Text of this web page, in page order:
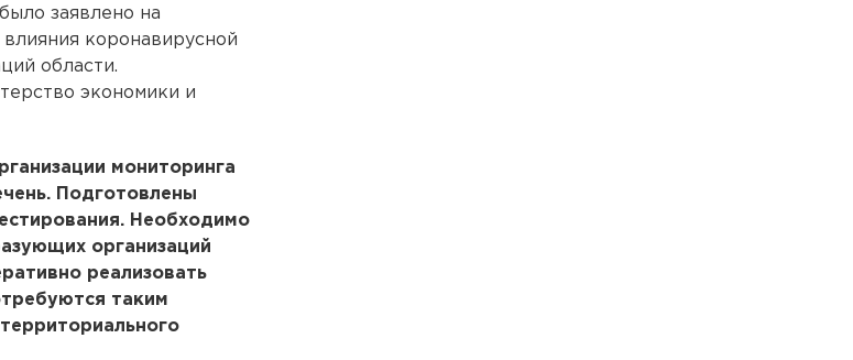
заявлено на
коронавирусной
области.
экономики и
мониторинга
Подготовлены
Необходимо
организаций
реализовать
таким